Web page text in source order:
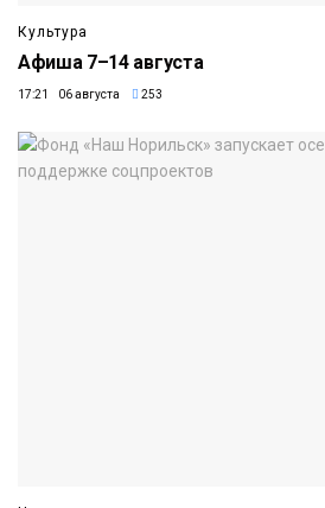
Культура
Афиша 7–14 августа
17:21 06 августа 253